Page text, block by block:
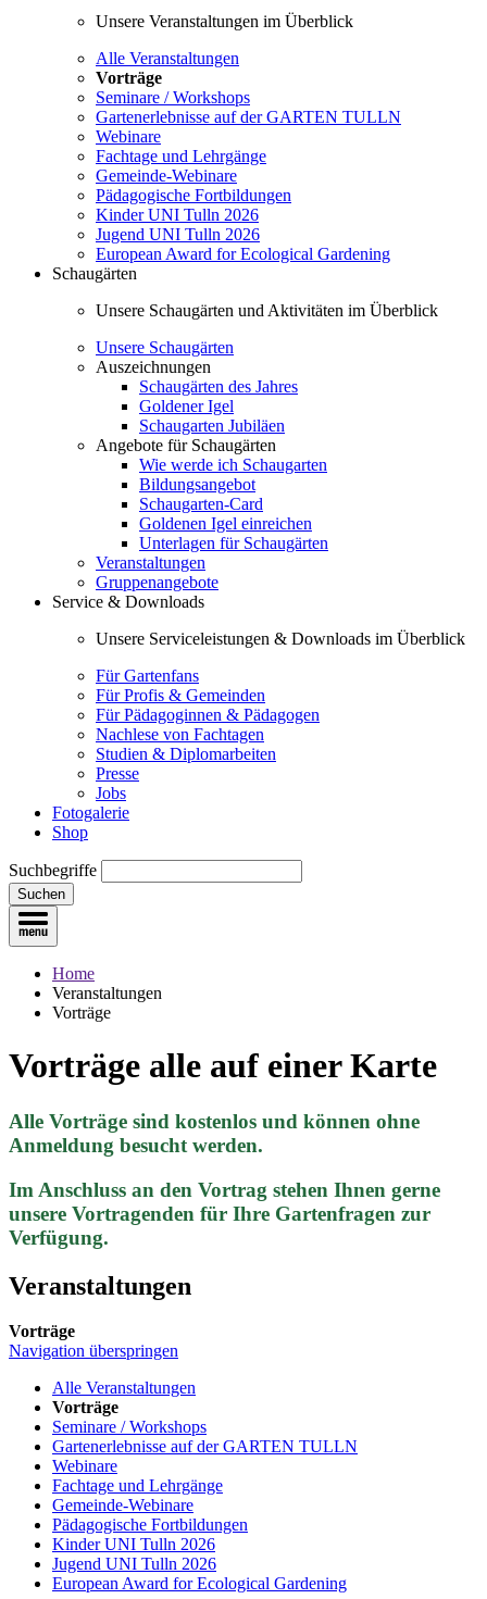
Unsere Veranstaltungen im Überblick
Alle Veranstaltungen
Vorträge
Seminare / Workshops
Gartenerlebnisse auf der GARTEN TULLN
Webinare
Fachtage und Lehrgänge
Gemeinde-Webinare
Pädagogische Fortbildungen
Kinder UNI Tulln 2026
Jugend UNI Tulln 2026
European Award for Ecological Gardening
Schaugärten
Unsere Schaugärten und Aktivitäten im Überblick
Unsere Schaugärten
Auszeichnungen
Schaugärten des Jahres
Goldener Igel
Schaugarten Jubiläen
Angebote für Schaugärten
Wie werde ich Schaugarten
Bildungsangebot
Schaugarten-Card
Goldenen Igel einreichen
Unterlagen für Schaugärten
Veranstaltungen
Gruppenangebote
Service & Downloads
Unsere Serviceleistungen & Downloads im Überblick
Für Gartenfans
Für Profis & Gemeinden
Für Pädagoginnen & Pädagogen
Nachlese von Fachtagen
Studien & Diplomarbeiten
Presse
Jobs
Fotogalerie
Shop
Suchbegriffe
Suchen
Home
Veranstaltungen
Vorträge
Vorträge alle auf einer Karte
Alle Vorträge sind kostenlos und können ohne
Anmeldung besucht werden.
Im Anschluss an den Vortrag stehen Ihnen gerne
unsere Vortragenden für Ihre Gartenfragen zur
Verfügung.
Veranstaltungen
Vorträge
Navigation überspringen
Alle Veranstaltungen
Vorträge
Seminare / Workshops
Gartenerlebnisse auf der GARTEN TULLN
Webinare
Fachtage und Lehrgänge
Gemeinde-Webinare
Pädagogische Fortbildungen
Kinder UNI Tulln 2026
Jugend UNI Tulln 2026
European Award for Ecological Gardening